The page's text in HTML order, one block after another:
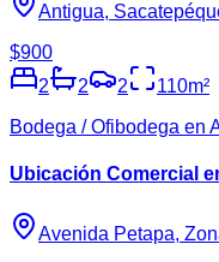
Antigua,
$900
2
2 2 110m²
Bodega / Ofibodega en
Ubicación Comercial
Avenida Petapa,